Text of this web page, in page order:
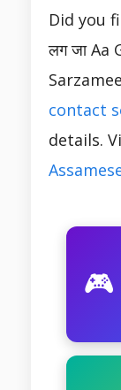
Did you
लग जा Aa
contact
details.
🎮